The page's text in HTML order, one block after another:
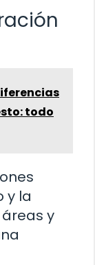
todo
y la
y